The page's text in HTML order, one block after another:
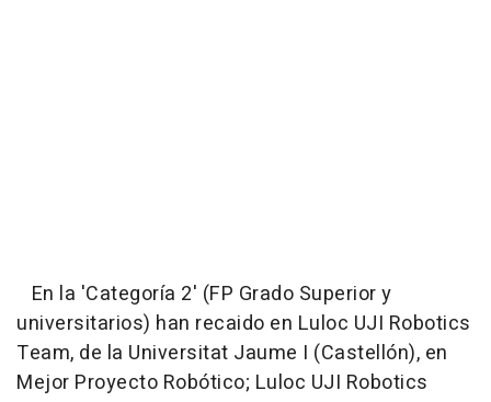
En la 'Categoría 2' (FP Grado Superior y
universitarios) han recaido en Luloc UJI Robotics
Team, de la Universitat Jaume I (Castellón), en
Mejor Proyecto Robótico; Luloc UJI Robotics